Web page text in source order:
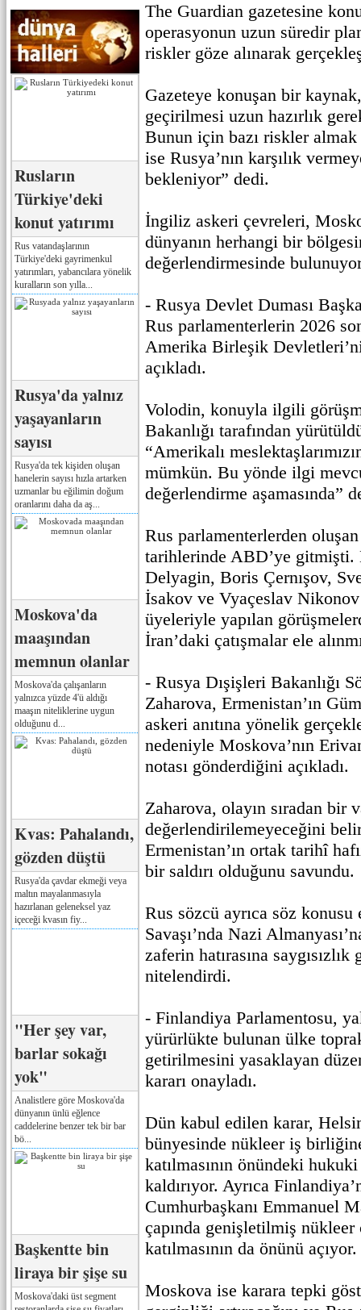
Rusların
Türkiye'deki
konut yatırımı
Rus vatandaşlarının
Türkiye'deki gayrimenkul
yatırımları, yabancılara yönelik
kuralların son yılla...
Rusya'da yalnız
yaşayanların
sayısı
Rusya'da tek kişiden oluşan
hanelerin sayısı hızla artarken
uzmanlar bu eğilimin doğum
oranlarını daha da aş...
Moskova'da
maaşından
memnun olanlar
Moskova'da çalışanların
yalnızca yüzde 4'ü aldığı
maaşın niteliklerine uygun
olduğunu d...
Kvas: Pahalandı,
gözden düştü
Rusya'da çavdar ekmeği veya
maltın mayalanmasıyla
hazırlanan geleneksel yaz
içeceği kvasın fiy...
"Her şey var,
barlar sokağı
yok"
Analistlere göre Moskova'da
dünyanın ünlü eğlence
caddelerine benzer tek bir bar
bö...
Başkentte bin
liraya bir şişe su
Moskova'daki üst segment
The Guardian gazetesine
operasyonun uzun süredir
riskler göze alınarak
Gazeteye konuşan bir
geçirilmesi uzun hazırlık
Bunun için bazı riskler
ise Rusya’nın karşılık
bekleniyor” dedi.
İngiliz askeri çevreleri,
dünyanın herhangi bir
değerlendirmesinde
- Rusya Devlet Duması
Rus parlamenterlerin 2026
Amerika Birleşik
açıkladı.
Volodin, konuyla ilgili
Bakanlığı tarafından
“Amerikalı
mümkün. Bu yönde ilgi
değerlendirme aşamasında”
Rus parlamenterlerden
tarihlerinde ABD’ye
Delyagin, Boris Çernışov,
İsakov ve Vyaçeslav Nikonov
üyeleriyle yapılan
İran’daki çatışmalar ele
- Rusya Dışişleri Bakanlığı
Zaharova, Ermenistan’ın
askeri anıtına yönelik
nedeniyle Moskova’nın
notası gönderdiğini açıkladı.
Zaharova, olayın sıradan bir
değerlendirilemeyeceğini
Ermenistan’ın ortak tarihî
bir saldırı olduğunu savundu.
Rus sözcü ayrıca söz
Savaşı’nda Nazi
zaferin hatırasına
nitelendirdi.
- Finlandiya Parlamentosu,
yürürlükte bulunan ülke
getirilmesini yasaklayan
kararı onayladı.
Dün kabul edilen karar,
bünyesinde nükleer iş
katılmasının önündeki
kaldırıyor. Ayrıca
Cumhurbaşkanı Emmanuel
çapında genişletilmiş nükleer
katılmasının da önünü açıyor.
Moskova ise karara tepki